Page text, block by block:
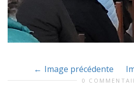
Image précédente
0